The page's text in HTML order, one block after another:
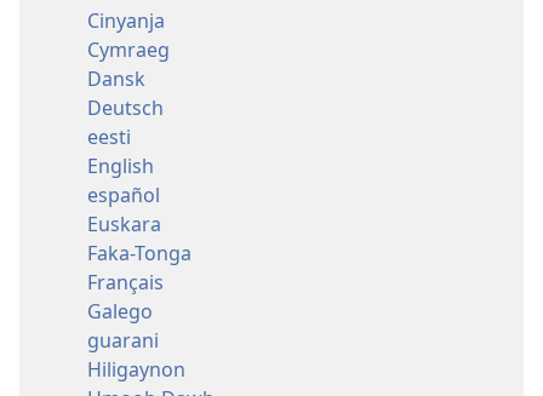
Cinyanja
Cymraeg
Dansk
Deutsch
eesti
English
español
Euskara
Faka-Tonga
Français
Galego
guarani
Hiligaynon